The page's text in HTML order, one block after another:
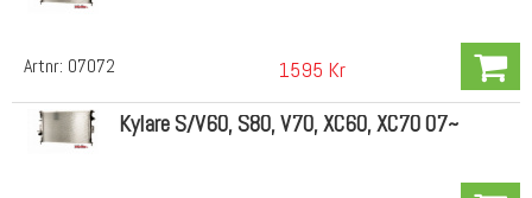
Artnr: 07072 1595 Kr
Kylare S/V60, S80, V70, XC60, XC70 07~